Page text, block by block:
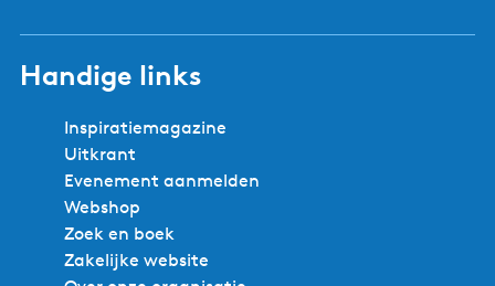
Handige links
Inspiratiemagazine
Uitkrant
Evenement aanmelden
Webshop
Zoek en boek
Zakelijke website